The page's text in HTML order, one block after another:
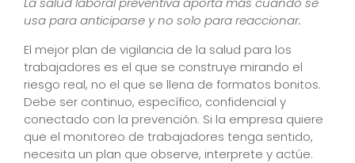
usa para anticiparse y no solo para reaccionar.
El mejor plan de vigilancia de la salud para los
trabajadores es el que se construye mirando el
riesgo real, no el que se llena de formatos bonitos.
Debe ser continuo, específico, confidencial y
conectado con la prevención. Si la empresa quiere
que el monitoreo de trabajadores tenga sentido,
necesita un plan que observe, interprete y actúe.